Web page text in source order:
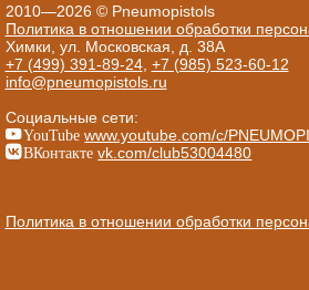
2010—2026 © Pneumopistols
Политика в отношении обработки
Химки, ул. Московская, д. 38А
+7 (499) 391-89-24, +7 (985) 523-60-12
info@pneumopistols.ru
Социальные сети:
YouTube www.youtube.com/c/
ВКонтакте vk.com/club53004480
Политика в отношении обработки